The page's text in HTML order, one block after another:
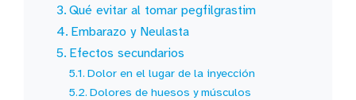
Qué evitar al tomar pegfilgrastim
Embarazo y Neulasta
Efectos secundarios
Dolor en el lugar de la inyección
Dolores de huesos y músculos